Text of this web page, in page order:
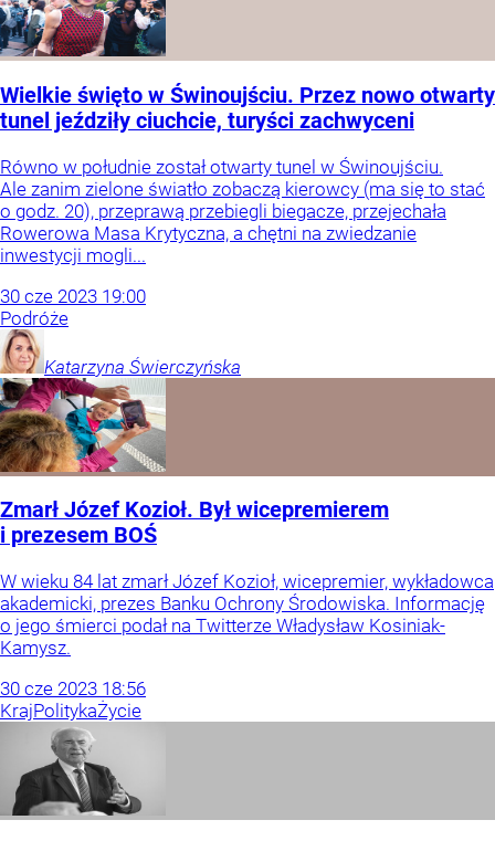
Wielkie święto w Świnoujściu. Przez nowo otwarty
tunel jeździły ciuchcie, turyści zachwyceni
Równo w południe został otwarty tunel w Świnoujściu.
Ale zanim zielone światło zobaczą kierowcy (ma się to stać
o godz. 20), przeprawą przebiegli biegacze, przejechała
Rowerowa Masa Krytyczna, a chętni na zwiedzanie
inwestycji mogli...
30 cze 2023 19:00
Podróże
Katarzyna Świerczyńska
Zmarł Józef Kozioł. Był wicepremierem
i prezesem BOŚ
W wieku 84 lat zmarł Józef Kozioł, wicepremier, wykładowca
akademicki, prezes Banku Ochrony Środowiska. Informację
o jego śmierci podał na Twitterze Władysław Kosiniak-
Kamysz.
30 cze 2023 18:56
KrajPolitykaŻycie